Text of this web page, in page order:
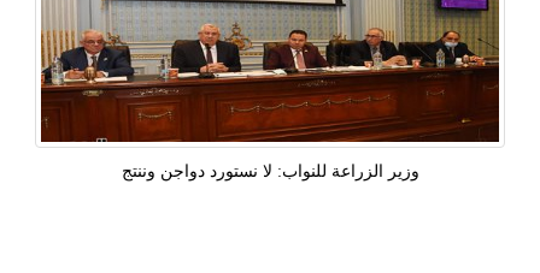
وزير الزراعة للنواب: لا نستورد دواجن وننتج